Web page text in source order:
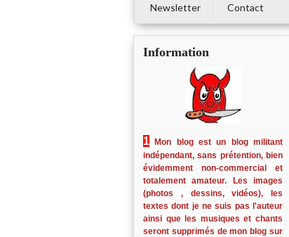
Newsletter
Contact
Information
1
Mon blog est un blog militant
indépendant, sans prétention, bien
évidemment non-commercial et
totalement amateur. Les images
(photos , dessins, vidéos), les
textes dont je ne suis pas l'auteur
ainsi que les musiques et chants
seront supprimés de mon blog sur